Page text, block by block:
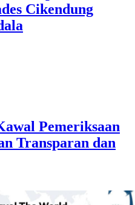
Cikendung
Pemeriksaan
Transparan dan